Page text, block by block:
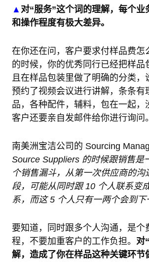
▲ 对“服务”这个词的理解，每个业
和操作程度有极大差异。
在你还在问，客户要求付样品费怎
的时候，你的优秀同行已经把样品
且在样品包装里做了明确的分类，
预约了视频会议进行讲解，条条有
品，各种配件，辅料，包在一起，
客户还要亲自发邮件给你进行询问。
南美洲宝洁公司的 Sourcing
Source Suppliers 的时候跟销售是
个销售漏斗，从第一次供应商的沟
段，可能从同时跟 10 个人联系变
系，而这 5 个人只有一两个会到下
要知道，同时跟多个人沟通，是个
程，不要加重客户的工作负担。 对
解，造成了你在样品这种关键环节